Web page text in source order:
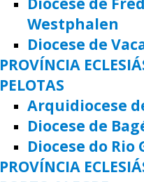
Westphalen
Diocese de
PROVÍNCIA
PELOTAS
Arquidiocese
Diocese de
Diocese do Rio
PROVÍNCIA